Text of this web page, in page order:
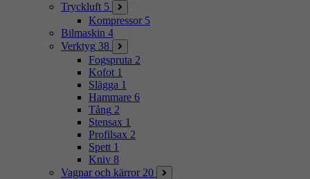
Tryckluft 5
Kompressor 5
Bilmaskin 4
Verktyg 38
Fogspruta 2
Kofot 1
Slägga 1
Hammare 6
Tång 2
Stensax 1
Profilsax 2
Spett 1
Kniv 8
Vagnar och kärror 20